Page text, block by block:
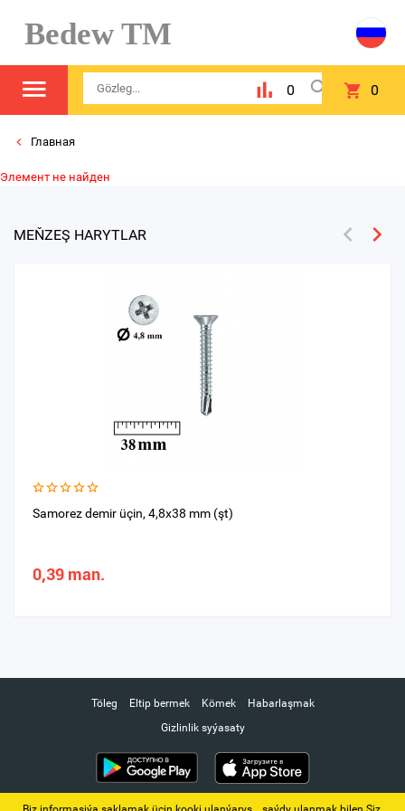
Bedew TM
0 0
Главная
Элемент не найден
MEŇZEŞ HARYTLAR
Samorez demir üçin, 4,8x38 mm (şt)
0,39 man.
Töleg Eltip bermek Kömek
Habarlaşmak
Gizlinlik syýasaty